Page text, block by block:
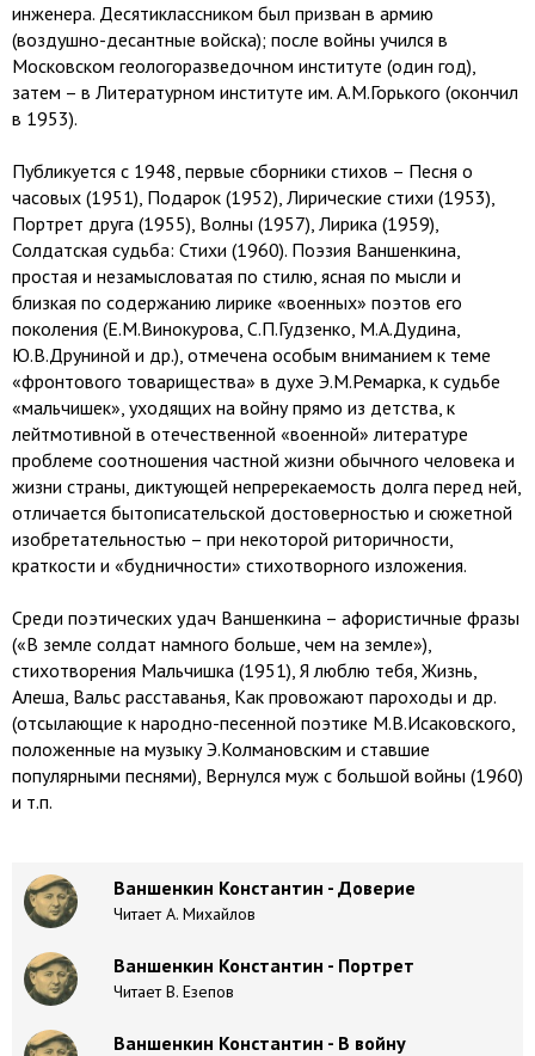
инженера. Десятиклассником был призван в армию
(воздушно-десантные войска); после войны учился в
Московском геологоразведочном институте (один год),
затем – в Литературном институте им. А.М.Горького (окончил
в 1953).
Публикуется с 1948, первые сборники стихов – Песня о
часовых (1951), Подарок (1952), Лирические стихи (1953),
Портрет друга (1955), Волны (1957), Лирика (1959),
Солдатская судьба: Стихи (1960). Поэзия Ваншенкина,
простая и незамысловатая по стилю, ясная по мысли и
близкая по содержанию лирике «военных» поэтов его
поколения (Е.М.Винокурова, С.П.Гудзенко, М.А.Дудина,
Ю.В.Друниной и др.), отмечена особым вниманием к теме
«фронтового товарищества» в духе Э.М.Ремарка, к судьбе
«мальчишек», уходящих на войну прямо из детства, к
лейтмотивной в отечественной «военной» литературе
проблеме соотношения частной жизни обычного человека и
жизни страны, диктующей непререкаемость долга перед ней,
отличается бытописательской достоверностью и сюжетной
изобретательностью – при некоторой риторичности,
краткости и «будничности» стихотворного изложения.
Среди поэтических удач Ваншенкина – афористичные фразы
(«В земле солдат намного больше, чем на земле»),
стихотворения Мальчишка (1951), Я люблю тебя, Жизнь,
Алеша, Вальс расставанья, Как провожают пароходы и др.
(отсылающие к народно-песенной поэтике М.В.Исаковского,
положенные на музыку Э.Колмановским и ставшие
популярными песнями), Вернулся муж с большой войны (1960)
и т.п.
Ваншенкин Константин - Доверие
Читает А. Михайлов
Ваншенкин Константин - Портрет
Читает В. Езепов
Ваншенкин Константин - В войну